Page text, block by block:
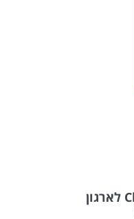
דרוש/ה Cloud Security Engineer לארגון